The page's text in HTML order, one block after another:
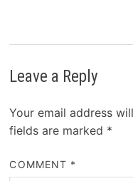
Leave a Reply
Your email address
fields are marked *
COMMENT *